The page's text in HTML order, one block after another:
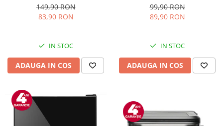
forme, 1400W, Indicator
luminos, Placi antiaderente,
149,90 RON
83,90 RON
IN STOC
ADAUGA IN COS
Deschidere 180°, Suprafata
de gatire 23 x 14 cm, Negru
99,90 RON
89,90 RON
IN STOC
ADAUGA IN COS